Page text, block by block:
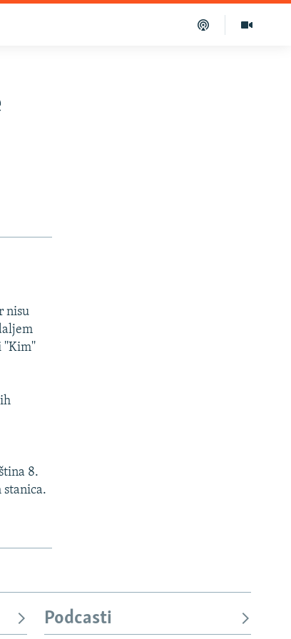
nisu
''Kim''
8.
Podcasti